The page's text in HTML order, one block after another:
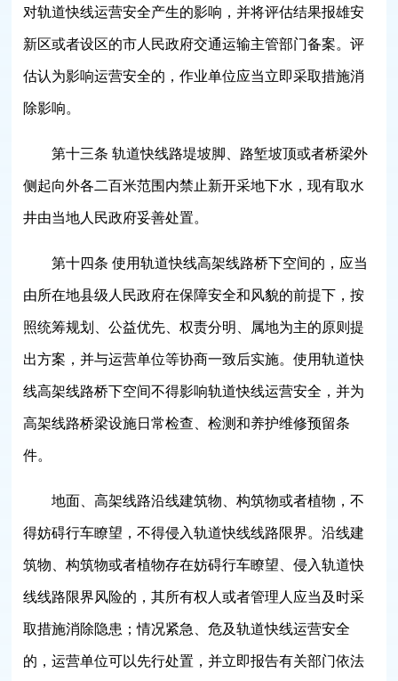
对轨道快线运营安全产生的影响，并将评估结果报雄安
新区或者设区的市人民政府交通运输主管部门备案。评
估认为影响运营安全的，作业单位应当立即采取措施消
除影响。
第十三条 轨道快线路堤坡脚、路堑坡顶或者桥梁外
侧起向外各二百米范围内禁止新开采地下水，现有取水
井由当地人民政府妥善处置。
第十四条 使用轨道快线高架线路桥下空间的，应当
由所在地县级人民政府在保障安全和风貌的前提下，按
照统筹规划、公益优先、权责分明、属地为主的原则提
出方案，并与运营单位等协商一致后实施。使用轨道快
线高架线路桥下空间不得影响轨道快线运营安全，并为
高架线路桥梁设施日常检查、检测和养护维修预留条
件。
地面、高架线路沿线建筑物、构筑物或者植物，不
得妨碍行车瞭望，不得侵入轨道快线线路限界。沿线建
筑物、构筑物或者植物存在妨碍行车瞭望、侵入轨道快
线线路限界风险的，其所有权人或者管理人应当及时采
取措施消除隐患；情况紧急、危及轨道快线运营安全
的，运营单位可以先行处置，并立即报告有关部门依法